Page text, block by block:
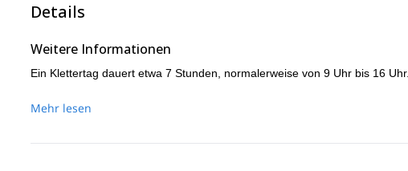
Details
Weitere Informationen
Ein Klettertag dauert etwa 7 Stunden, normalerweise von 9 Uhr bis 16 Uhr.
Mehr lesen